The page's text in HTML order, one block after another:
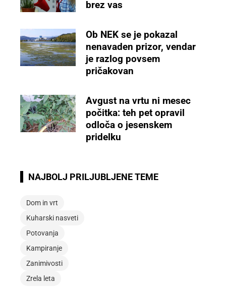
brez vas
Ob NEK se je pokazal
nenavaden prizor, vendar
je razlog povsem
pričakovan
Avgust na vrtu ni mesec
počitka: teh pet opravil
odloča o jesenskem
pridelku
NAJBOLJ PRILJUBLJENE TEME
Dom in vrt
Kuharski nasveti
Potovanja
Kampiranje
Zanimivosti
Zrela leta